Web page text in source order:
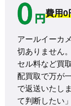
費用0
アールイーカ
切ありません
セル料など買
配買取で万が
で返送いたし
て判断したい